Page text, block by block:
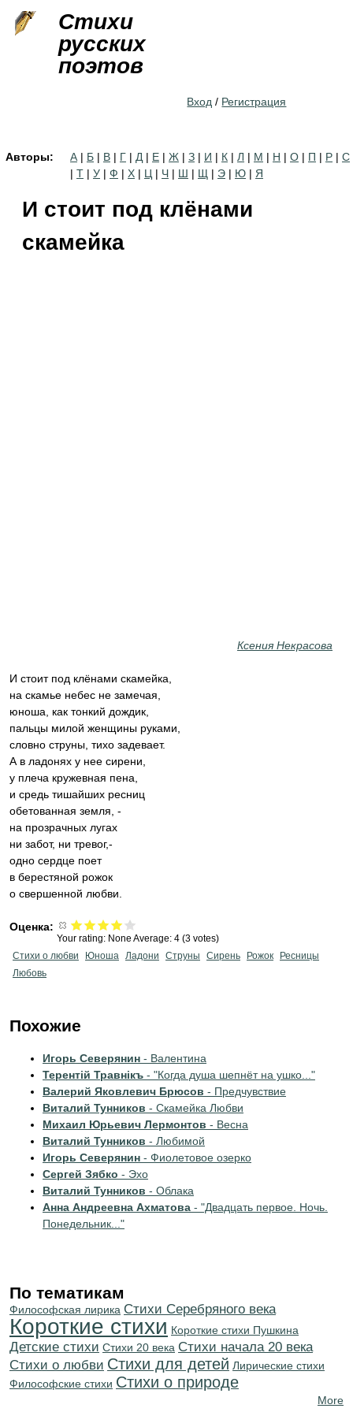
Стихи
русских
поэтов
Вход / Регистрация
Авторы: А | Б | В | Г | Д | Е | Ж | З | И | К | Л | М | Н | О | П | Р | С
| Т | У | Ф | Х | Ц | Ч | Ш | Щ | Э | Ю | Я
И стоит под клёнами
скамейка
Ксения Некрасова
И стоит под клёнами скамейка,
на скамье небес не замечая,
юноша, как тонкий дождик,
пальцы милой женщины руками,
словно струны, тихо задевает.
А в ладонях у нее сирени,
у плеча кружевная пена,
и средь тишайших ресниц
обетованная земля, -
на прозрачных лугах
ни забот, ни тревог,-
одно сердце поет
в берестяной рожок
о свершенной любви.
Оценка:
Your rating: None Average: 4 (3 votes)
Стихи о любви
Юноша Ладони Струны Сирень Рожок
Ресницы
Любовь
Похожие
Игорь Северянин - Валентина
Терентiй Травнiкъ - "Когда душа шепнёт на ушко..."
Валерий Яковлевич Брюсов - Предчувствие
Виталий Тунников - Скамейка Любви
Михаил Юрьевич Лермонтов - Весна
Виталий Тунников - Любимой
Игорь Северянин - Фиолетовое озерко
Сергей Зябко - Эхо
Виталий Тунников - Облака
Анна Андреевна Ахматова - "Двадцать первое. Ночь.
Понедельник..."
По тематикам
Философская лирика Cтихи Серебряного века
Короткие стихи Короткие стихи Пушкина
Детские стихи Стихи 20 века Cтихи начала 20 века
Стихи о любви Стихи для детей Лирические стихи
Философские стихи Стихи о природе
More